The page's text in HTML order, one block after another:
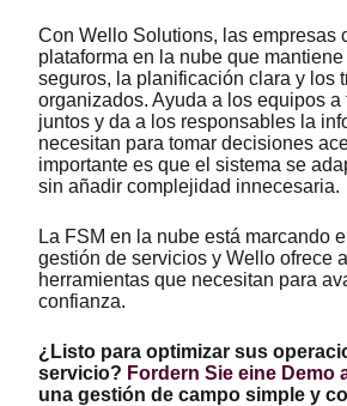
Con Wello Solutions, las empresas
plataforma en la nube que
seguros, la planificación clara y los
organizados. Ayuda a los equipos a
juntos y da a los responsables la
necesitan para tomar decisiones
importante es que el sistema se
sin añadir complejidad innecesaria.
La FSM en la nube está marcando
gestión de servicios y Wello ofrece
herramientas que necesitan para
confianza.
¿Listo para optimizar sus
servicio? Fordern Sie eine Demo
una gestión de campo simple y